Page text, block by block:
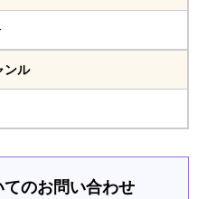
ンル
のお問い合わせ